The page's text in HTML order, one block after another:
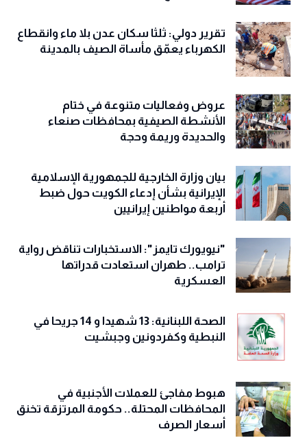
تقرير دولي: ثلثا سكان عدن بلا ماء وانقطاع
الكهرباء يعمّق مأساة الصيف بالمدينة
عروض وفعاليات متنوعة في ختام
الأنشطة الصيفية بمحافظات صنعاء
والحديدة وريمة وحجة
‏بيان وزارة الخارجية للجمهورية الإسلامية
الإيرانية بشأن إدعاء الكويت حول ضبط
أربعة مواطنين إيرانيين
"نيويورك تايمز": الاستخبارات تناقض رواية
ترامب.. طهران استعادت قدراتها
العسكرية
الصحة اللبنانية: 13 شهيدا و 14 جريحا في
النبطية وكفردونين وجبشيت
هبوط مفاجئ للعملات الأجنبية في
المحافظات المحتلة.. حكومة المرتزقة تخنق
أسعار الصرف